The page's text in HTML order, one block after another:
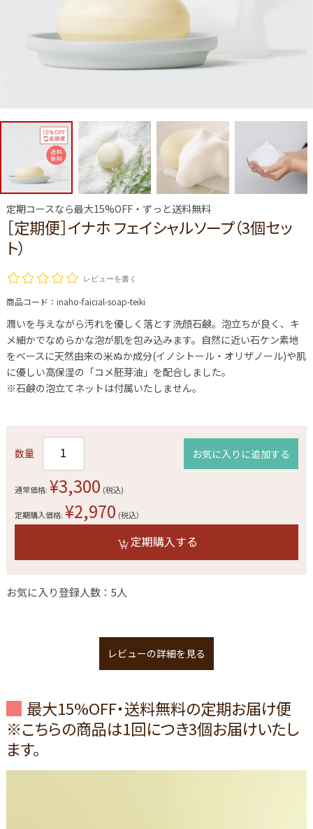
定期コースなら最大15%OFF・ずっと送料無料
［定期便］イナホ フェイシャルソープ（3個セッ
ト）
レビューを書く
商品コード： inaho-faicial-soap-teiki
潤いを与えながら汚れを優しく落とす洗顔石鹸。泡立ちが良く、キ
メ細かでなめらかな泡が肌を包み込みます。自然に近い石ケン素地
をベースに天然由来の米ぬか成分(イノシトール・オリザノール)や肌
に優しい高保湿の「コメ胚芽油」を配合しました。
※石鹸の泡立てネットは付属いたしません。
数量 お気に入りに追加する
通常価格: ¥3,300 (税込)
定期購入価格: ¥2,970 (税込）
定期購入する
お気に入り登録人数：5人
レビューの詳細を見る
最大15%OFF・送料無料の定期お届け便
※こちらの商品は1回につき3個お届けいたし
ます。